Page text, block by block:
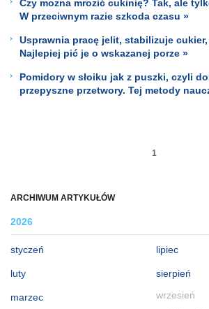
ARCHIWUM ARTYKUŁÓW
2026
styczeń
luty
marzec
lipiec
sierpień
wrzesień
Czy można mrozić cukinię? Tak, ale
W przeciwnym razie szkoda czasu »
Usprawnia pracę jelit, stabilizuje
Najlepiej pić je o wskazanej porze »
Pomidory w słoiku jak z puszki, czyli
przepyszne przetwory. Tej metody
1